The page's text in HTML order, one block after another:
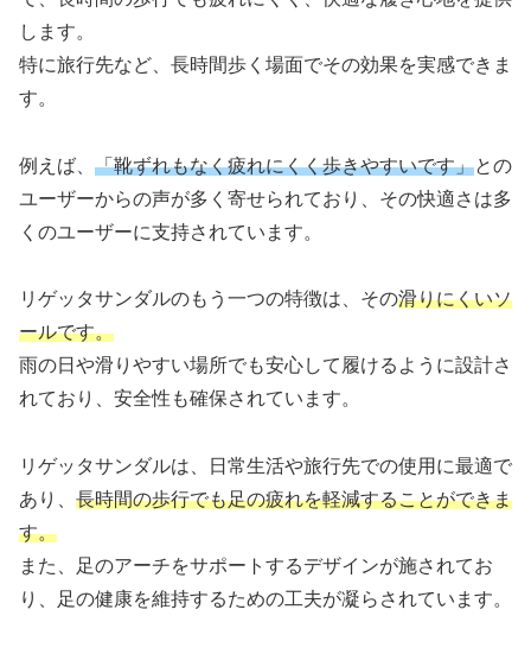
します。
特に旅行先など、長時間歩く場面でその効果を実感できま
す。
例えば、 「靴ずれもなく疲れにくく歩きやすいです」との
ユーザーからの声が多く寄せられており、その快適さは多
くのユーザーに支持されています。
リゲッタサンダルのもう一つの特徴は、その滑りにくいソ
ールです。
雨の日や滑りやすい場所でも安心して履けるように設計さ
れており、安全性も確保されています。
リゲッタサンダルは、日常生活や旅行先での使用に最適で
あり、 長時間の歩行でも足の疲れを軽減することができま
す。
また、足のアーチをサポートするデザインが施されてお
り、足の健康を維持するための工夫が凝らされています。